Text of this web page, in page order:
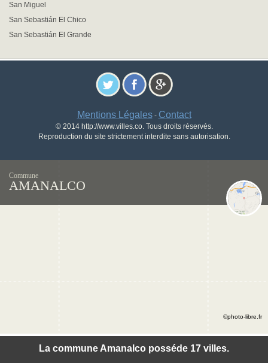
San Miguel
San Sebastián El Chico
San Sebastián El Grande
Mentions Légales- Contact
© 2014 http://www.villes.co. Tous droits réservés.
Reproduction du site strictement interdite sans autorisation.
Commune
AMANALCO
La commune Amanalco posséde 17 villes.
©photo-libre.fr